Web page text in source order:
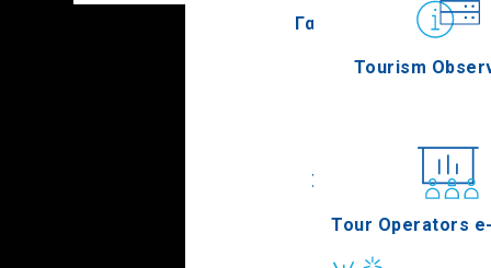
Γαστρονομία
Συνέδρια
Tourism
Tour Operators